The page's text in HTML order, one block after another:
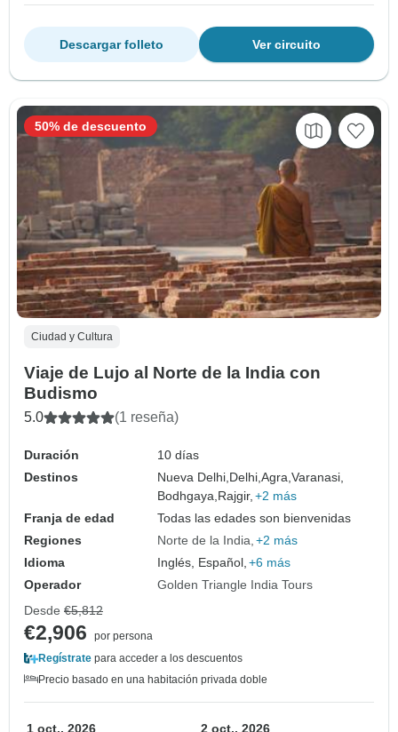
Ver circuito
Descargar folleto
Ciudad y Cultura
Viaje de Lujo al Norte de la India con
Budismo
5.0 (1 reseña)
Duración
10 días
Destinos
Nueva Delhi,Delhi,Agra,Varanasi,
Bodhgaya,Rajgir, +2 más
Franja de edad
Todas las edades son bienvenidas
Regiones
Norte de la India +2 más
Idioma
Inglés, Español, +6 más
Operador
Golden Triangle India Tours
50% de descuento
Desde €5,812
€2,906
por persona
Regístrate para acceder a los descuentos
Precio basado en una habitación privada doble
1 oct., 2026 2 oct., 2026